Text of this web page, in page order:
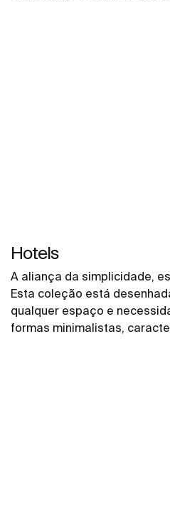
Hotels
A aliança da simplicidade,
Esta coleção está
qualquer espaço e
formas minimalistas,